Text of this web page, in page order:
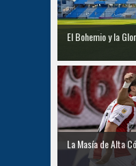
El Bohemio y la
La Masía de Alta